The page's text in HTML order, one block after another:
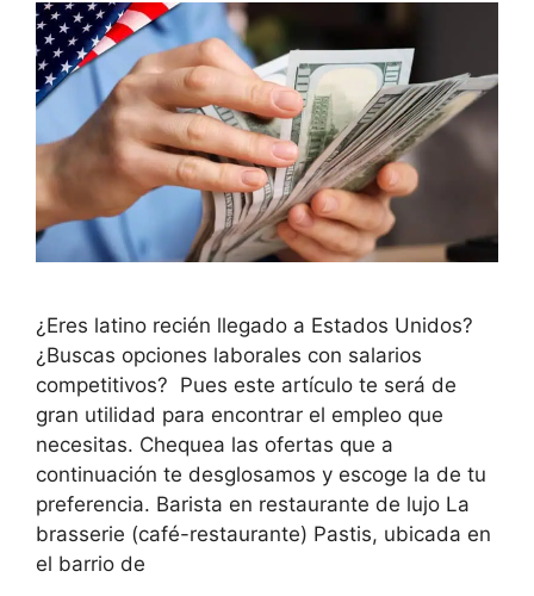
¿Eres latino recién llegado a Estados Unidos?
¿Buscas opciones laborales con salarios
competitivos? Pues este artículo te será de
gran utilidad para encontrar el empleo que
necesitas. Chequea las ofertas que a
continuación te desglosamos y escoge la de tu
preferencia. Barista en restaurante de lujo La
brasserie (café-restaurante) Pastis, ubicada en
el barrio de